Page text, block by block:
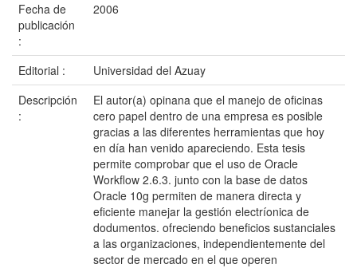
Fecha de
publicación
:
2006
Editorial :
Universidad del Azuay
Descripción
:
El autor(a) opinana que el manejo de oficinas
cero papel dentro de una empresa es posible
gracias a las diferentes herramientas que hoy
en día han venido apareciendo. Esta tesis
permite comprobar que el uso de Oracle
Workflow 2.6.3. junto con la base de datos
Oracle 10g permiten de manera directa y
eficiente manejar la gestión electríonica de
dodumentos. ofreciendo beneficios sustanciales
a las organizaciones, independientemente del
sector de mercado en el que operen